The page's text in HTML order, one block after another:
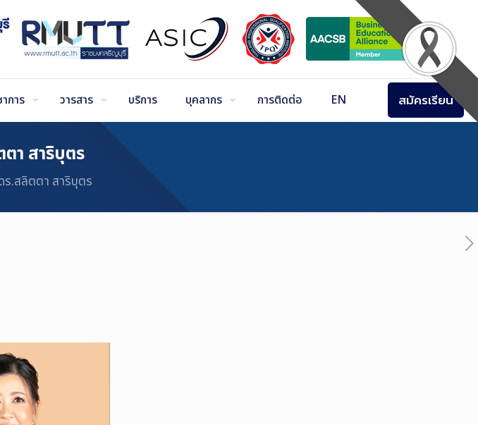
การ วารสาร บริการ บุคลากร การติดต่อ EN สมัครเรียน
า สาริบุตร
ร.สลิตตา สาริบุตร